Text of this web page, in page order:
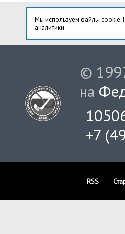
Мы используем файлы cookie.
аналитики.
©
на
+7
RSS